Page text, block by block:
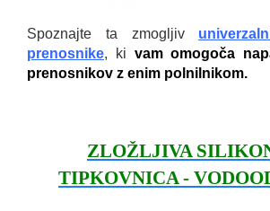
Spoznajte ta zmogljiv
prenosnike, ki vam omogoča
prenosnikov z enim polnilnikom.
ZLOŽLJIVA
TIPKOVNICA -